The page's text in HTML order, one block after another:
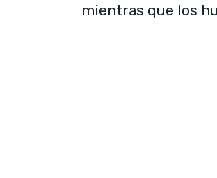
mientras que los